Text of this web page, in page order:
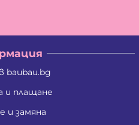
baubau.bg
и плащане
и замяна